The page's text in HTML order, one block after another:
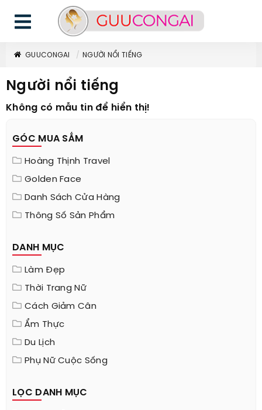
GUUCONGAI NGƯỜI NỔI TIẾNG
Người nổi tiếng
Không có mẫu tin để hiển thị!
GÓC MUA SẮM
Hoàng Thịnh Travel
Golden Face
Danh Sách Cửa Hàng
Thông Số Sản Phẩm
DANH MỤC
Làm Đẹp
Thời Trang Nữ
Cách Giảm Cân
Ẩm Thực
Du Lịch
Phụ Nữ Cuộc Sống
LỌC DANH MỤC